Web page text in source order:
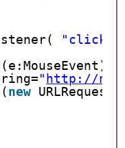
"click"
" http://
new